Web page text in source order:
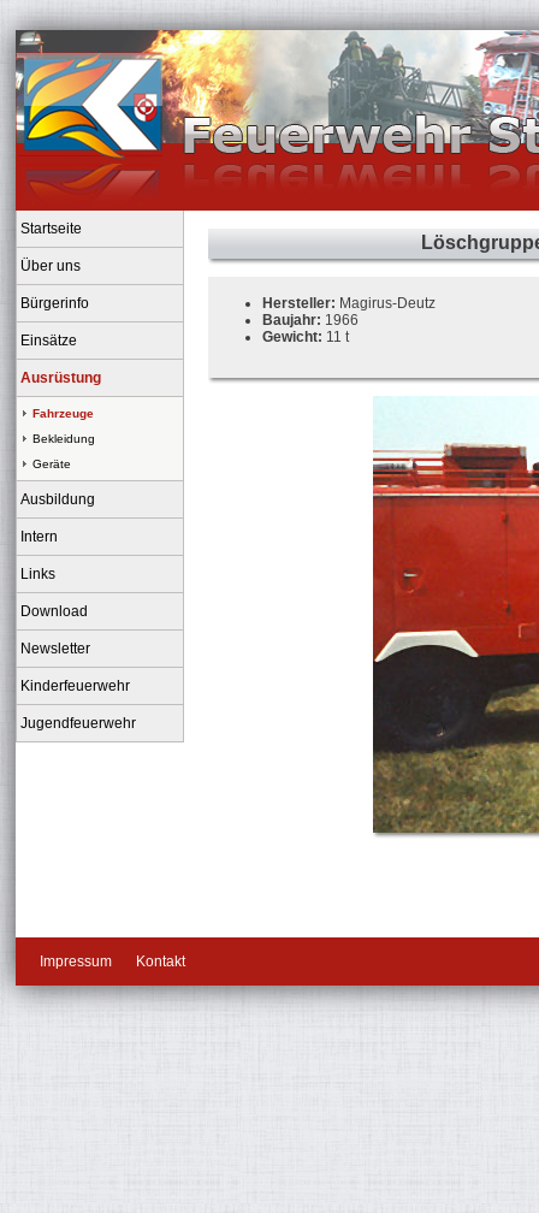
Startseite
Über uns
Bürgerinfo
Einsätze
Ausrüstung
Fahrzeuge
Bekleidung
Geräte
Ausbildung
Intern
Links
Download
Newsletter
Kinderfeuerwehr
Jugendfeuerwehr
Hersteller: Magirus-Deutz
Baujahr: 1966
Gewicht: 11 t
Impressum Kontakt